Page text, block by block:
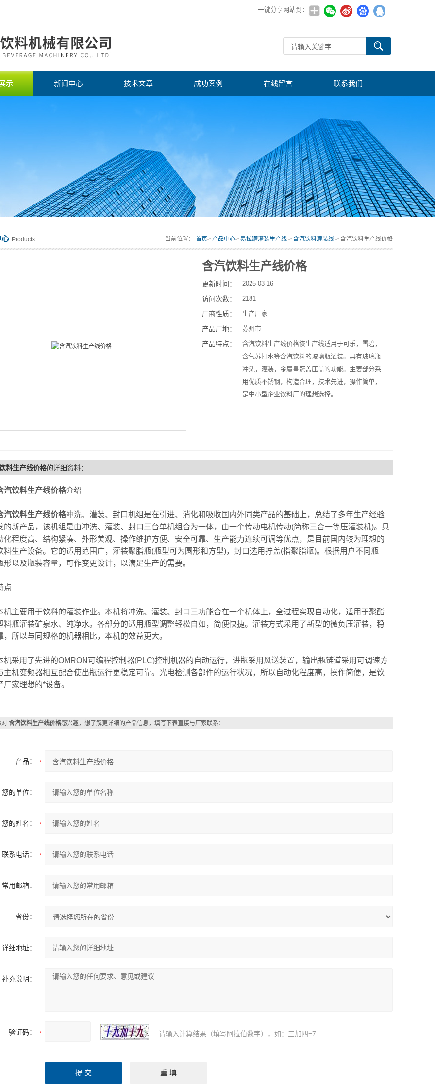
一键分享网站到：
示 新闻中心 技术文章 成功案例 在线留言 联系我们
心 Products 当前位置： 首页> 产品中心> 易拉罐灌装生产线 > 含汽饮料灌装线 > 含汽饮料生产线价格
含汽饮料生产线价格
更新时间： 2025-03-16
访问次数： 2181
厂商性质： 生产厂家
产品厂地： 苏州市
产品特点：
含汽饮料生产线价格该生产线适用于可乐，雪碧，
含气苏打水等含汽饮料的玻璃瓶灌装。具有玻璃瓶
冲洗，灌装，金属皇冠盖压盖的功能。主要部分采
用优质不锈钢，构造合理，技术先进，操作简单，
是中小型企业饮料厂的理想选择。
料生产线价格的详细资料：
汽饮料生产线价格介绍
汽饮料生产线价格冲洗、灌装、封口机组是在引进、消化和吸收国内外同类产品的基础上，总结了多年生产经验
的新产品，该机组是由冲洗、灌装、封口三台单机组合为一体，由一个传动电机传动(简称三合一等压灌装机)。具
化程度高、结构紧凑、外形美观、操作维护方便、安全可靠、生产能力连续可调等优点，是目前国内较为理想的
料生产设备。它的适用范围广，灌装聚脂瓶(瓶型可为圆形和方型)，封口选用拧盖(指聚脂瓶)。根据用户不同瓶
形以及瓶装容量，可作变更设计，以满足生产的需要。
要用于饮料的灌装作业。本机将冲洗、灌装、封口三功能合在一个机体上，全过程实现自动化，适用于聚酯
料瓶灌装矿泉水、纯净水。各部分的适用瓶型调整轻松自如，简便快捷。灌装方式采用了新型的微负压灌装，稳
，所以与同规格的机器相比，本机的效益更大。
用了先进的OMRON可编程控制器(PLC)控制机器的自动运行，进瓶采用风送装置，输出瓶链道采用可调速方
主机变频器相互配合使出瓶运行更稳定可靠。光电检测各部件的运行状况，所以自动化程度高，操作简便，是饮
厂家理想的*设备。
含汽饮料生产线价格感兴趣，想了解更详细的产品信息，填写下表直接与厂家联系：
产品：
您的单位：
您的姓名：
联系电话：
常用邮箱：
省份：
详细地址：
补充说明：
验证码： 请输入计算结果（填写阿拉伯数字），如：三加四=7